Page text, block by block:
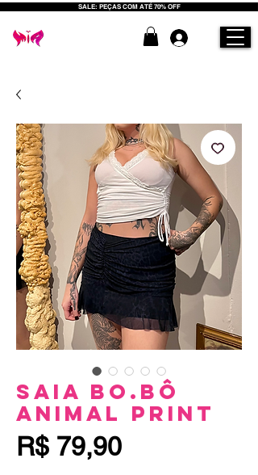
SALE: PEÇAS COM ATÉ 70% OFF
Saia Bo.Bô
Animal Print
R$ 79,90Preço